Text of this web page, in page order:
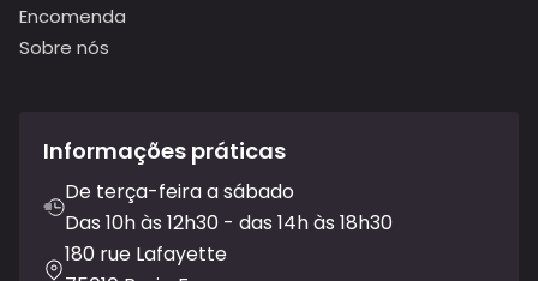
Encomenda
Sobre nós
Informações práticas
De terça-feira a sábado
Das 10h às 12h30 - das 14h às 18h30
180 rue Lafayette